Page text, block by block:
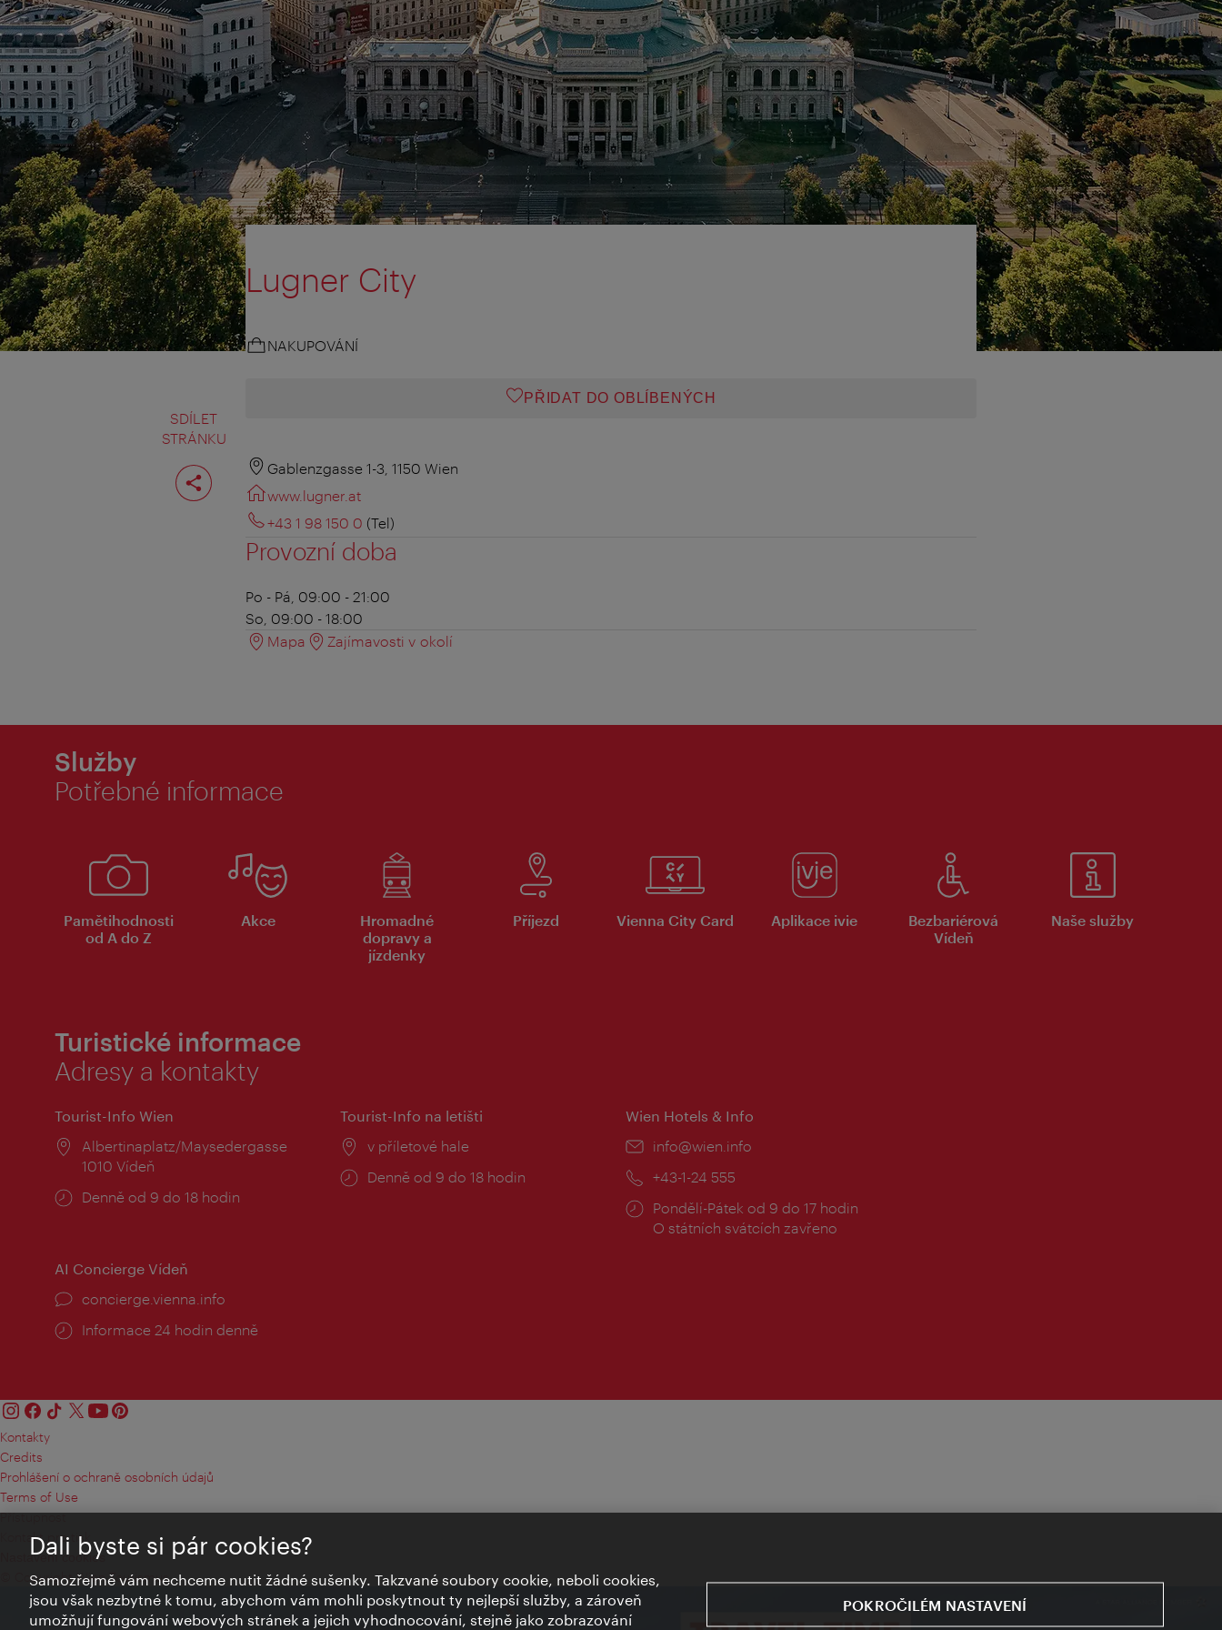
SDÍLET
STRÁNKU
Rozdělit
stranu
Lugner City
NAKUPOVÁNÍ
PŘIDAT DO OBLÍBENÝCH
Gablenzgasse 1-3, 1150 Wien
www.lugner.at
+43 1 98 150 0 (Tel)
Provozní doba
Po - Pá, 09:00 - 21:00
So, 09:00 - 18:00
Mapa
Zajímavosti v okolí
Služby
Potřebné informace
Pamětihodnosti
od A do Z
Akce
Hromadné
dopravy a
jízdenky
Příjezd Vienna City Card Aplikace ivie
Bezbariérová
Vídeň
Naše služby
Turistické informace
Adresy a kontakty
Tourist-Info Wien
Místo:
Albertinaplatz/Maysedergasse
1010 Vídeň
Provozní
Denně od 9 do 18 hodin
Tourist-Info na letišti
Místo:
v příletové hale
Provozní
Denně od 9 do 18 hodin
Wien Hotels & Info
E-
info@wien.info
Telefon:
+43-1-24 555
Provozní
doba:
Pondělí-Pátek od 9 do 17 hodin
O státních svátcích zavřeno
AI Concierge Vídeň
concierge.vienna.info
Informace 24 hodin denně
Kontakty
Credits
Prohlášení o ochraně osobních údajů
Terms of Use
Přístupnost
Kontakt pro tisk
Nastavení cookies
© Copyright Wien Tourismus
Dali byste si pár cookies?
Samozřejmě vám nechceme nutit žádné sušenky. Takzvané soubory cookie, neboli cookies,
jsou však nezbytné k tomu, abychom vám mohli poskytnout ty nejlepší služby, a zároveň
umožňují fungování webových stránek a jejich vyhodnocování, stejně jako zobrazování
POKROČILÉM NASTAVENÍ